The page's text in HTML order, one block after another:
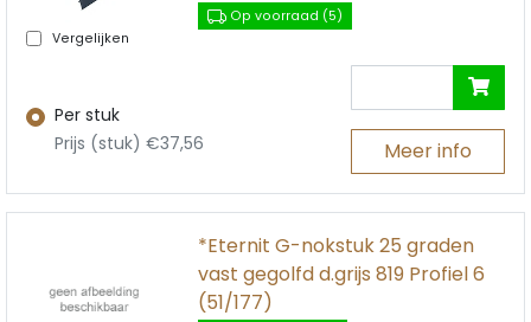
Vergelijken
Op voorraad (5)
Per stuk
Prijs (stuk) €37,56
Meer info
*Eternit G-nokstuk 25 graden
vast gegolfd d.grijs 819 Profiel 6
(51/177)